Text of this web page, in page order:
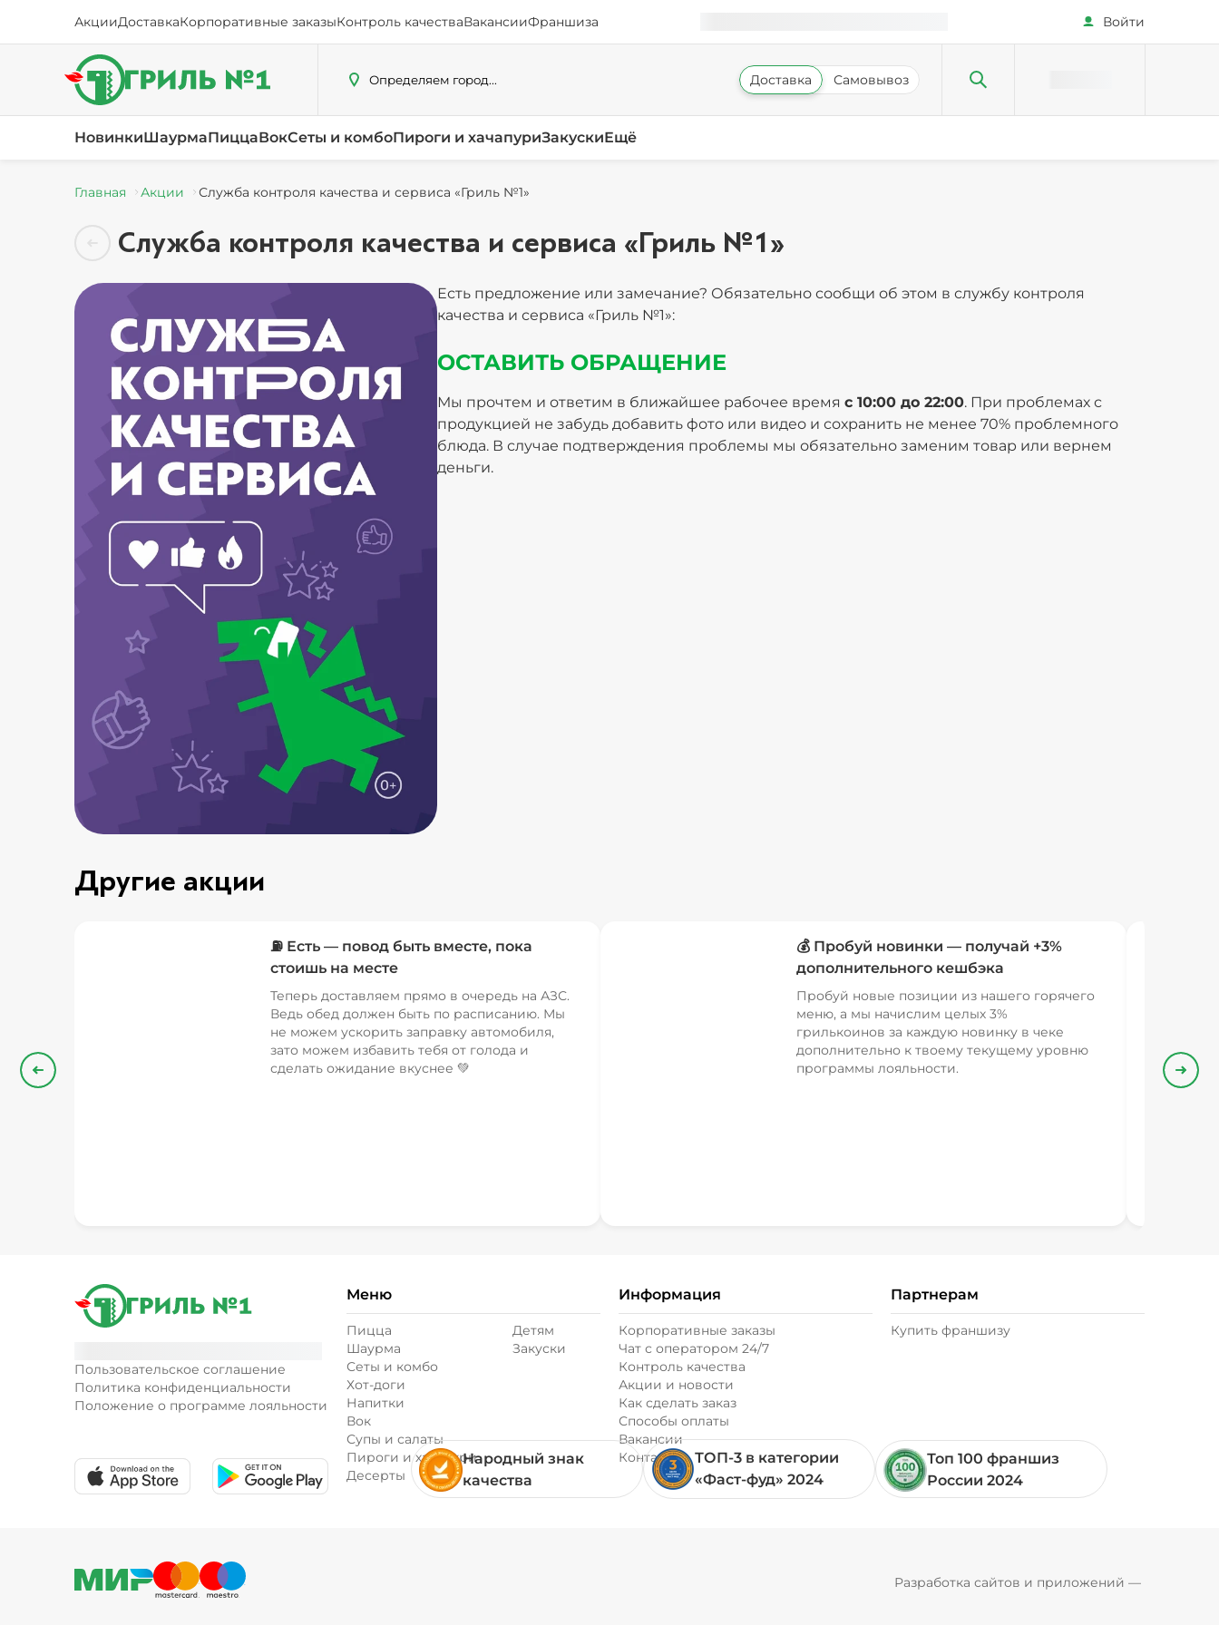
АкцииДоставкаКорпоративные заказыКонтроль качестваВакансииФраншиза Войти
Определяем город... Доставка Самовывоз
НовинкиШаурмаПиццаВокСеты и комбоПироги и хачапуриЗакускиЕщё
Главная Акции Служба контроля качества и сервиса «Гриль №1»
Служба контроля качества и сервиса «Гриль №1»
Есть предложение или замечание? Обязательно сообщи об этом в службу контроля
качества и сервиса «Гриль №1»:
ОСТАВИТЬ ОБРАЩЕНИЕ
Мы прочтем и ответим в ближайшее рабочее время с 10:00 до 22:00. При проблемах с
продукцией не забудь добавить фото или видео и сохранить не менее 70% проблемного
блюда. В случае подтверждения проблемы мы обязательно заменим товар или вернем
деньги.
Другие акции
Назад
⛽ Есть — повод быть вместе, пока
стоишь на месте
Теперь доставляем прямо в очередь на АЗС.
Ведь обед должен быть по расписанию. Мы
не можем ускорить заправку автомобиля,
зато можем избавить тебя от голода и
сделать ожидание вкуснее 💚
💰 Пробуй новинки — получай +3%
дополнительного кешбэка
Пробуй новые позиции из нашего горячего
меню, а мы начислим целых 3%
грилькоинов за каждую новинку в чеке
дополнительно к твоему текущему уровню
программы лояльности.
Пользовательское соглашение
Политика конфиденциальности
Положение о программе лояльности
Меню
Пицца
Шаурма
Сеты и комбо
Хот-доги
Напитки
Вок
Супы и салаты
Пироги и хачапури
Десерты
Детям
Закуски
Информация
Корпоративные заказы
Чат с оператором 24/7
Контроль качества
Акции и новости
Как сделать заказ
Способы оплаты
Вакансии
Контакты
Партнерам
Купить франшизу
Народный знак
качества
ТОП-3 в категории
«Фаст-фуд» 2024
Топ 100 франшиз
России 2024
Разработка сайтов и приложений —